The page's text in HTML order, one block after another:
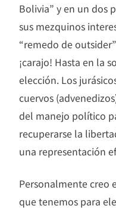
Bolivia” y en un dos
sus mezquinos
“remedo de
¡carajo! Hasta en la
elección. Los
cuervos
del manejo político
recuperarse la
una representación
Personalmente creo
que tenemos para